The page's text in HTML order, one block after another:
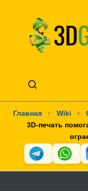
Главная › Wiki ›
3D-печать